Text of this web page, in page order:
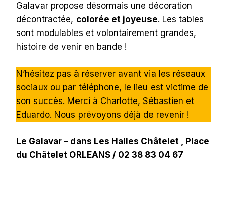
Galavar propose désormais une décoration
décontractée, colorée et joyeuse. Les tables
sont modulables et volontairement grandes,
histoire de venir en bande !
N’hésitez pas à réserver avant via les réseaux
sociaux ou par téléphone, le lieu est victime de
son succès. Merci à Charlotte, Sébastien et
Eduardo. Nous prévoyons déjà de revenir !
Le Galavar – dans Les Halles Châtelet , Place
du Châtelet ORLEANS / 02 38 83 04 67